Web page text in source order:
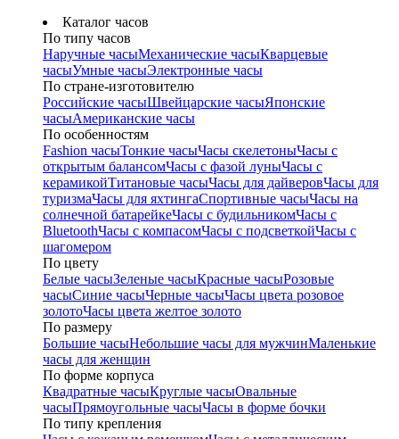
Каталог часов
По типу часов
Наручные часыМеханические часыКварцевые
часыУмные часыЭлектронные часы
По стране-изготовителю
Российские часыШвейцарские часыЯпонские
часыАмериканские часы
По особенностям
Fashion часыТонкие часыЧасы скелетоныЧасы с
открытым балансомЧасы с фазой луныЧасы с
керамикойТитановые часыЧасы для дайверовЧасы для
туризмаЧасы для яхтингаСпортивные часыЧасы на
солнечной батарейкеЧасы с будильникомЧасы с
BluetoothЧасы с компасомЧасы с подсветкойЧасы с
шагомером
По цвету
Белые часыЗеленые часыКрасные часыРозовые
часыСиние часыЧерные часыЧасы цвета розовое
золотоЧасы цвета желтое золото
По размеру
Большие часыНебольшие часы для мужчинМаленькие
часы для женщин
По форме корпуса
Квадратные часыКруглые часыОвальные
часыПрямоугольные часыЧасы в форме бочки
По типу крепления